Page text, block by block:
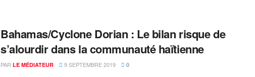
Bahamas/Cyclone Dorian : Le bilan risque de
s’alourdir dans la communauté haïtienne
PAR LE MÉDIATEUR 9 SEPTEMBRE 2019 0